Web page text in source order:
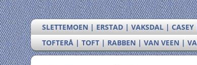
SLETTEMOEN | ERSTAD | VAKSDAL |
TOFTERÅ | TOFT | RABBEN | VAN VEEN |